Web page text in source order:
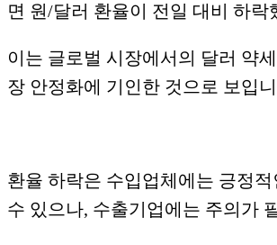
면 원/달러 환율이 전일 대비 하락
이는 글로벌 시장에서의 달러 약
장 안정화에 기인한 것으로 보입
환율 하락은 수입업체에는 긍정적
수 있으나, 수출기업에는 주의가